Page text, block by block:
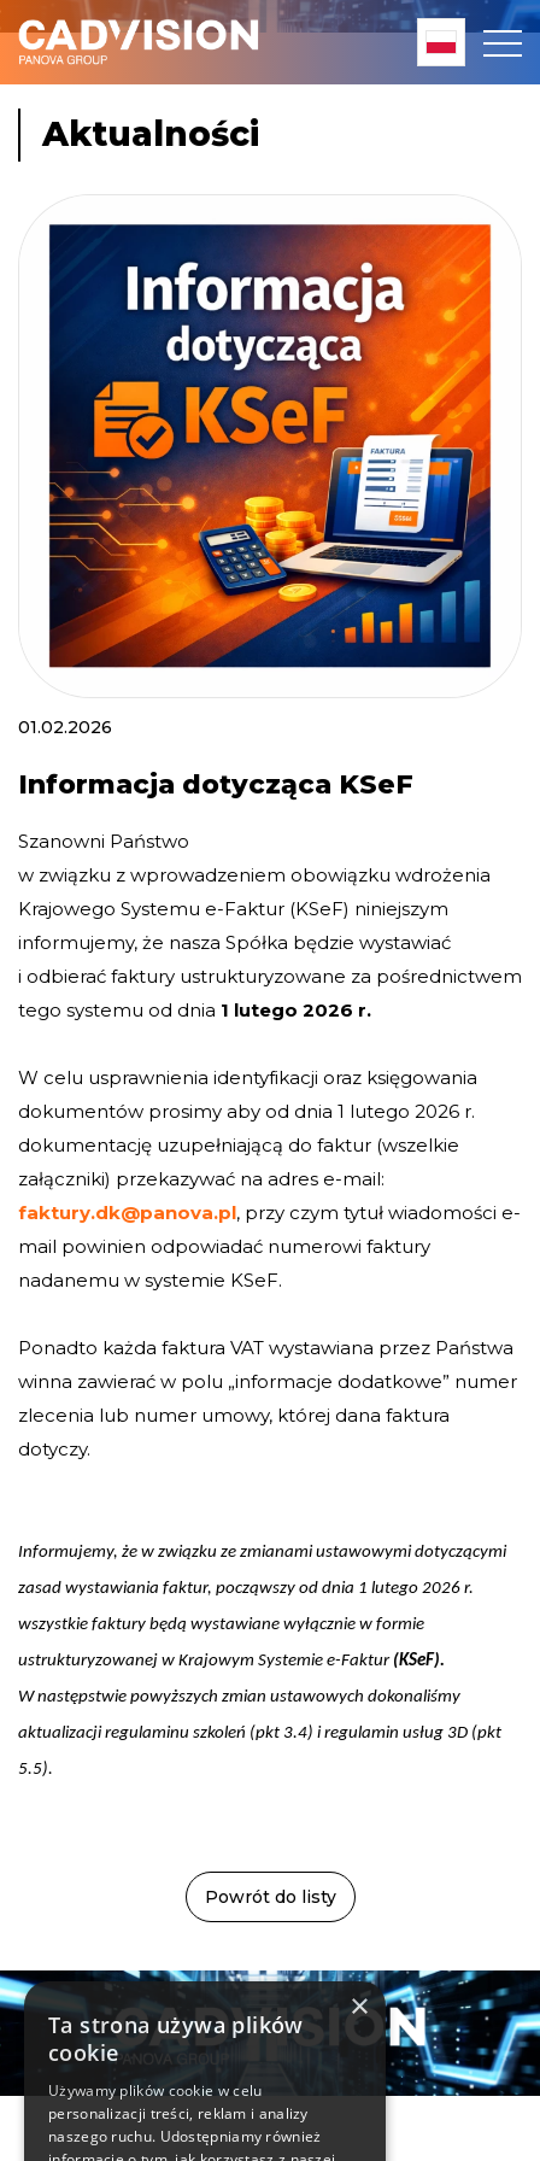
Aktualności
01.02.2026
Informacja dotycząca KSeF
Szanowni Państwo
w związku z wprowadzeniem obowiązku wdrożenia
Krajowego Systemu e-Faktur (KSeF) niniejszym
informujemy, że nasza Spółka będzie wystawiać
i odbierać faktury ustrukturyzowane za pośrednictwem
tego systemu od dnia 1 lutego 2026 r.
W celu usprawnienia identyfikacji oraz księgowania
dokumentów prosimy aby od dnia 1 lutego 2026 r.
dokumentację uzupełniającą do faktur (wszelkie
załączniki) przekazywać na adres e-mail:
faktury.dk@panova.pl, przy czym tytuł wiadomości e-
mail powinien odpowiadać numerowi faktury
nadanemu w systemie KSeF.
Ponadto każda faktura VAT wystawiana przez Państwa
winna zawierać w polu „informacje dodatkowe” numer
zlecenia lub numer umowy, której dana faktura
dotyczy.
Informujemy, że w związku ze zmianami ustawowymi dotyczącymi
zasad wystawiania faktur, począwszy od dnia 1 lutego 2026 r.
wszystkie faktury będą wystawiane wyłącznie w formie
ustrukturyzowanej w Krajowym Systemie e-Faktur(KSeF).
W następstwie powyższych zmian ustawowych dokonaliśmy
aktualizacji regulaminu szkoleń (pkt 3.4) i regulamin usług 3D (pkt
5.5).
Powrót do listy
Informacje
×
Ta strona używa plików
cookie
Używamy plików cookie w celu
personalizacji treści, reklam i analizy
naszego ruchu. Udostępniamy również